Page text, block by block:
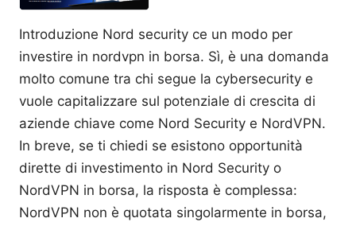
Introduzione Nord security ce un modo per
investire in nordvpn in borsa. Sì, è una domanda
molto comune tra chi segue la cybersecurity e
vuole capitalizzare sul potenziale di crescita di
aziende chiave come Nord Security e NordVPN.
In breve, se ti chiedi se esistono opportunità
dirette di investimento in Nord Security o
NordVPN in borsa, la risposta è complessa:
NordVPN non è quotata singolarmente in borsa,